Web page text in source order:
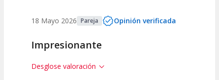
18 Mayo 2026 Pareja Opinión verificada
Impresionante
Desglose valoración